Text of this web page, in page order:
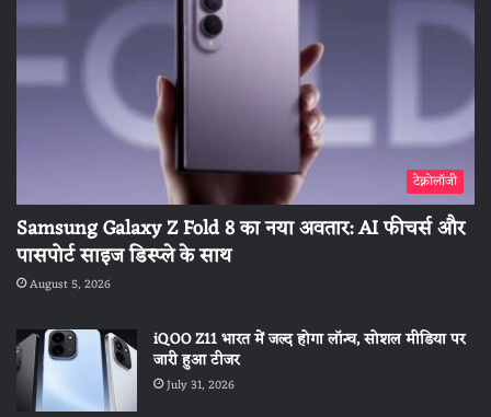
टेक्नोलॉजी
Samsung Galaxy Z Fold 8 का नया अवतार: AI फीचर्स और
पासपोर्ट साइज डिस्प्ले के साथ
August 5, 2026
iQOO Z11 भारत में जल्द होगा लॉन्च, सोशल मीडिया पर
जारी हुआ टीजर
July 31, 2026